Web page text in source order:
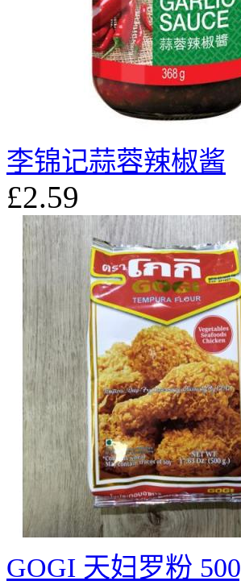
李锦记蒜蓉辣椒酱
£2.59
GOGI 天妇罗粉